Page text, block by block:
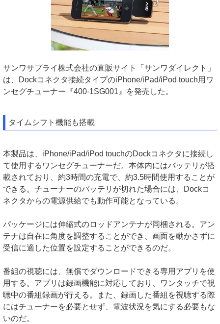
サンワサプライ株式会社の直販サイト「サンワダイレクト」
は、Dockコネクタ接続タイプのiPhone/iPad/iPod touch用ワ
ンセグチューナー『400-1SG001』を発売した。
タイムシフト機能も搭載
本製品は、iPhone/iPad/iPod touchのDockコネクタに接続し
て使用するワンセグチューナーだ。本体内にはバッテリが搭
載されており、約3時間の充電で、約3.5時間使用することが
できる。チューナーのバッテリが切れた場合には、Dockコ
ネクタからの電源供給でも動作可能となっている。
パッケージには伸縮式のロッドアンテナが同梱される。アン
テナは自在に角度を調整することができ、画面を動かさずに
受信に適した位置を設定することができるのだ。
番組の視聴には、無償でダウンロードできる専用アプリを使
用する。アプリは録画機能に対応しており、ワンタッチで視
聴中の番組録画が行える。また、録画した番組を視聴する際
にはチューナーを必要とせず、電波状況を気にする必要もな
いのだ。